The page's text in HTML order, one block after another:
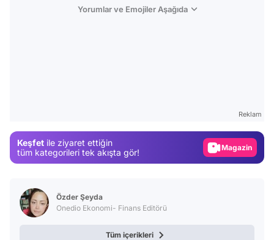
Yorumlar ve Emojiler Aşağıda
Reklam
Keşfet ile ziyaret ettiğin
tüm kategorileri tek akışta gör!
Magazin
Özder Şeyda
Onedio Ekonomi- Finans Editörü
Tüm içerikleri